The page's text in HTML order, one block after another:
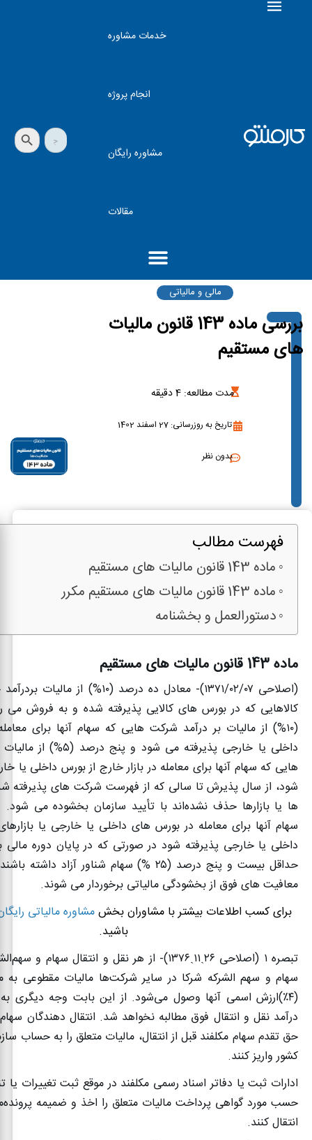
خدمات مشاوره
انجام پروژه
مشاوره رایگان
مقالات
جستجو
برای:
دکمه جستجو
مالی و مالیاتی
بررسی ماده 143 قانون مالیات
های مستقیم
مدت مطالعه: 4دقیقه
تاریخ به روزرسانی: 27 اسفند 1402
بدون نظر
فهرست مطالب
ماده 143 قانون مالیات های مستقیم
ماده 143 قانون مالیات های مستقیم مکرر
دستورالعمل و بخشنامه
ماده 143 قانون مالیات های مستقیم
(اصلاحی ۱۳۷۱/۰۲/۰۷)- معادل ده درصد (۱۰%)
از مالیات
کالاهایی که در بورس‌ های کالایی پذیرفته شده و به فروش
(۱۰%)
از مالیات بر درآمد شرکت هایی که سهام آنها برای
داخلی یا خارجی پذیرفته می‌ شود و پنج درصد (۵%)
از
هایی که سهام آنها برای معامله در بازار خارج از بورس داخلی یا
شود، از سال پذیرش تا سالی که از فهرست شرکت های پذیرفته
ها یا بازارها حذف نشده‌اند با تأیید سازمان بخشوده می‌
سهام آنها برای معامله در بورس های داخلی یا خارجی یا
داخلی یا خارجی پذیرفته شود در صورتی که در پایان دوره مالی
حداقل بیست و پنج درصد (۲۵ %)
سهام شناور آزاد داشته
معافیت های فوق از بخشودگی مالیاتی برخوردار می‌ شوند.
برای کسب اطلاعات بیشتر با مشاوران بخشمشاوره مالیاتی
باشید.
تبصره ۱ ( اصلاحی ۲۶ˏ۱۱ˏ۱۳۷۶)-
از هر نقل و انتقال سهام و
سهام و سهم ‌الشرکه شرکا در سایر شرکت‌ها مالیات مقطوعی به
(۴٪)‌ ارزش اسمی آنها وصول می‌شود. از این بابت وجه دیگری
درآمد نقل و انتقال فوق مطالبه نخواهد شد. انتقال دهندگان
حق تقدم سهام مکلفند قبل از انتقال، مالیات متعلق را به حساب
کشور واریز کنند.
‌ادارات ثبت یا دفاتر اسناد رسمی مکلفند در موقع ثبت تغییرات یا
حسب مورد گواهی پرداخت مالیات متعلق را اخذ و ضمیمه
انتقال کنند.